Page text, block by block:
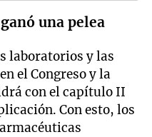
una pelea
laboratorios y las
el Congreso y la
con el capítulo II
Con esto, los